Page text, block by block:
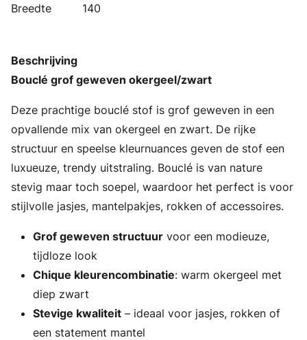
Breedte 140
Beschrijving
Bouclé grof geweven okergeel/zwart
Deze prachtige bouclé stof is grof geweven in een
opvallende mix van okergeel en zwart. De rijke
structuur en speelse kleurnuances geven de stof een
luxueuze, trendy uitstraling. Bouclé is van nature
stevig maar toch soepel, waardoor het perfect is voor
stijlvolle jasjes, mantelpakjes, rokken of accessoires.
Grof geweven structuur voor een modieuze,
tijdloze look
Chique kleurencombinatie: warm okergeel met
diep zwart
Stevige kwaliteit – ideaal voor jasjes, rokken of
een statement mantel